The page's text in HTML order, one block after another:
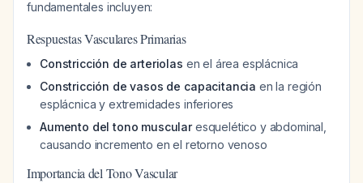
fundamentales incluyen:
Respuestas Vasculares Primarias
Constricción de arteriolas en el área esplácnica
Constricción de vasos de capacitancia en la región
esplácnica y extremidades inferiores
Aumento del tono muscularesquelético y abdominal,
causando incremento en el retorno venoso
Importancia del Tono Vascular